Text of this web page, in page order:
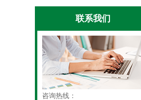
联系我们
咨询热线：